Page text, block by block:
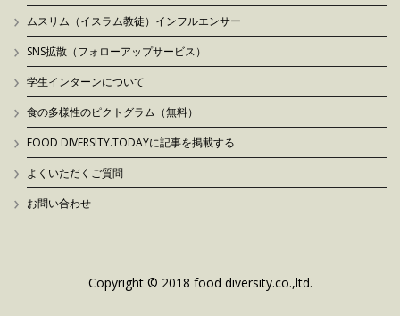
ムスリム（イスラム教徒）インフルエンサー
SNS拡散（フォローアップサービス）
学生インターンについて
食の多様性のピクトグラム（無料）
FOOD DIVERSITY.TODAYに記事を掲載する
よくいただくご質問
お問い合わせ
Copyright © 2018 food diversity.co.,ltd.